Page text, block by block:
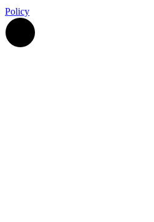
Policy